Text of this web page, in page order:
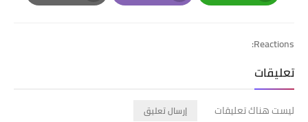
Whatsapp
Email
Print
Reactions:
تعليقات
ليست هناك تعليقات إرسال تعليق